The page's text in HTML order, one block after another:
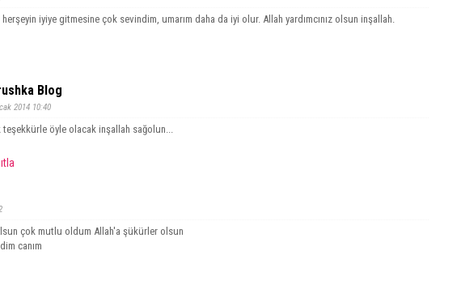
herşeyin iyiye gitmesine çok sevindim, umarım daha da iyi olur. Allah yardımcınız olsun inşallah.
Blog
2014 10:40
teşekkürle öyle olacak inşallah sağolun...
çok mutlu oldum Allah'a şükürler olsun
canım